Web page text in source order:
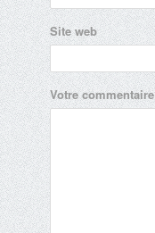
Site web
Votre commentaire